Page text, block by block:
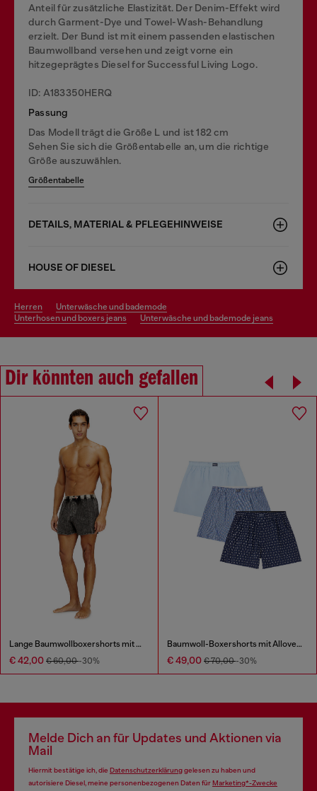
Anteil für zusätzliche Elastizität. Der Denim-Effekt wird
durch Garment-Dye und Towel-Wash-Behandlung
erzielt. Der Bund ist mit einem passenden elastischen
Baumwollband versehen und zeigt vorne ein
hitzegeprägtes Diesel for Successful Living Logo.
ID: A183350HERQ
Passung
Das Modell trägt die Größe L und ist 182 cm
Sehen Sie sich die Größentabelle an, um die richtige
Größe auszuwählen.
Größentabelle
DETAILS, MATERIAL & PFLEGEHINWEISE
HOUSE OF DIESEL
herren
unterwäsche und bademode
unterhosen und boxers jeans
unterwäsche und bademode jeans
Dir könnten auch gefallen
Lange Baumwollboxershorts mit Nadelstreifen-Denim-Effekt
€ 42,00 € 60,00-30%
Baumwoll-Boxershorts mit Allover-Print im Dreierpack
€ 49,00 € 70,00-30%
Melde Dich an für Updates und Aktionen via
Mail
Hiermit bestätige ich, die Datenschutzerklärunggelesen zu haben und
autorisiere Diesel, meine personenbezogenen Daten fürMarketing*-Zwecke